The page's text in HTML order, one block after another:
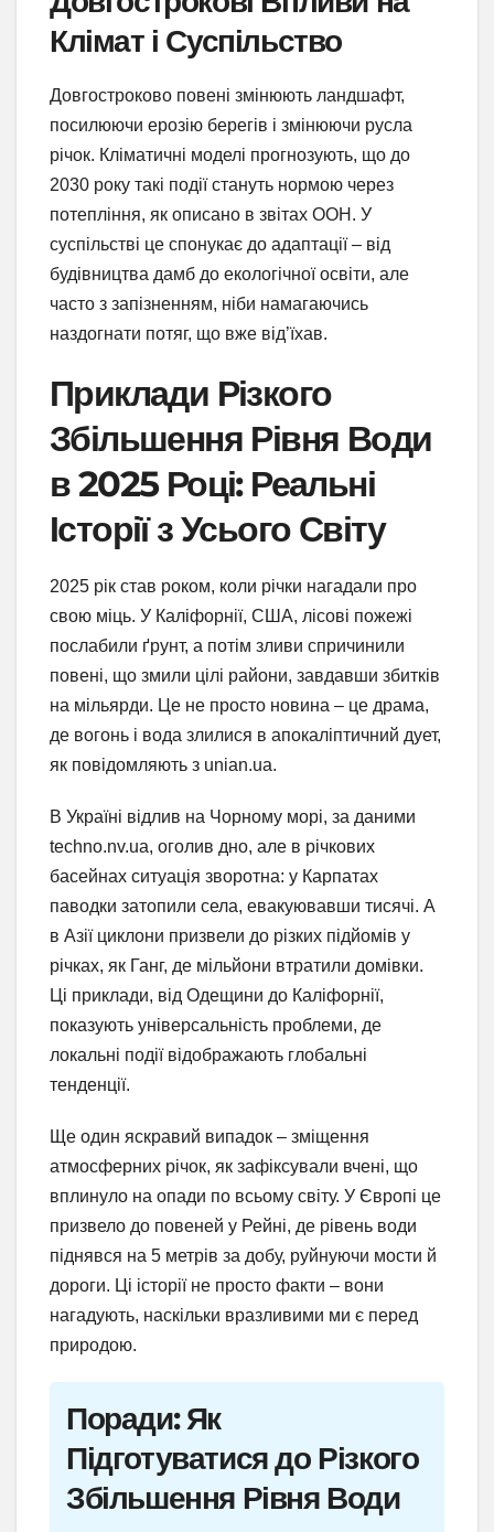
Клімат і Суспільство
Довгостроково повені змінюють ландшафт,
посилюючи ерозію берегів і змінюючи русла
річок. Кліматичні моделі прогнозують, що до
2030 року такі події стануть нормою через
потепління, як описано в звітах ООН. У
суспільстві це спонукає до адаптації – від
будівництва дамб до екологічної освіти, але
часто з запізненням, ніби намагаючись
наздогнати потяг, що вже від’їхав.
Приклади Різкого
Збільшення Рівня Води
в 2025 Році: Реальні
Історії з Усього Світу
2025 рік став роком, коли річки нагадали про
свою міць. У Каліфорнії, США, лісові пожежі
послабили ґрунт, а потім зливи спричинили
повені, що змили цілі райони, завдавши збитків
на мільярди. Це не просто новина – це драма,
де вогонь і вода злилися в апокаліптичний дует,
як повідомляють з unian.ua.
В Україні відлив на Чорному морі, за даними
techno.nv.ua, оголив дно, але в річкових
басейнах ситуація зворотна: у Карпатах
паводки затопили села, евакуювавши тисячі. А
в Азії циклони призвели до різких підйомів у
річках, як Ганг, де мільйони втратили домівки.
Ці приклади, від Одещини до Каліфорнії,
показують універсальність проблеми, де
локальні події відображають глобальні
тенденції.
Ще один яскравий випадок – зміщення
атмосферних річок, як зафіксували вчені, що
вплинуло на опади по всьому світу. У Європі це
призвело до повеней у Рейні, де рівень води
піднявся на 5 метрів за добу, руйнуючи мости й
дороги. Ці історії не просто факти – вони
нагадують, наскільки вразливими ми є перед
природою.
Поради: Як
Підготуватися до Різкого
Збільшення Рівня Води